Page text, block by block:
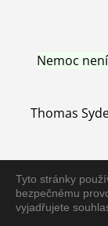
Tyto stránky
bezpečnému
vyjadřujete
Nemoc
Thomas
Nemoc je